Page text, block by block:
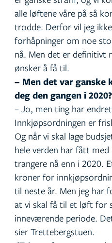
alle løftene våre på så
trodde. Derfor vil jeg
forhåpninger om noe
nå. Men det er definitivt
ønsker å få til.
– Men det var ganske
deg den gangen i 2020?
– Jo, men ting har
Innkjøpsordningen er
Og når vi skal lage
hele verden har fått
trangere nå enn i 2020.
kroner for
til neste år. Men jeg har
at vi skal få til et løft for
inneværende periode.
sier Trettebergstuen.